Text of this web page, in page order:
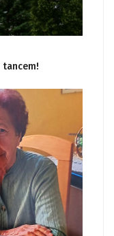
tancem!